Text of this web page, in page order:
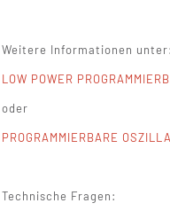
Weitere Informationen unter:
LOW POWER
oder
PROGRAMMIERBARE
Technische Fragen: